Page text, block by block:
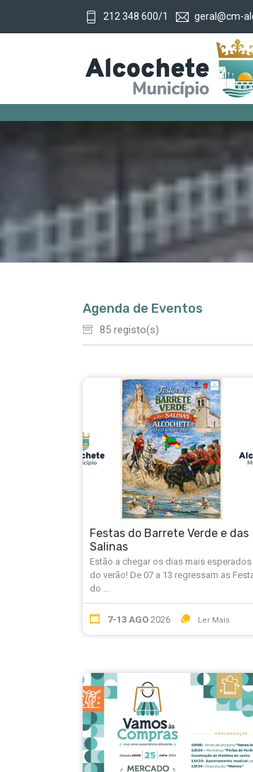
212 348 600/1 geral@cm-
Agenda de Eventos
85 registo(s)
Festas do Barrete Verde e das
Salinas
Estão a chegar os dias mais esperados
do verão! De 07 a 13 regressam as
do ...
7-13 AGO 2026 Ler Mais